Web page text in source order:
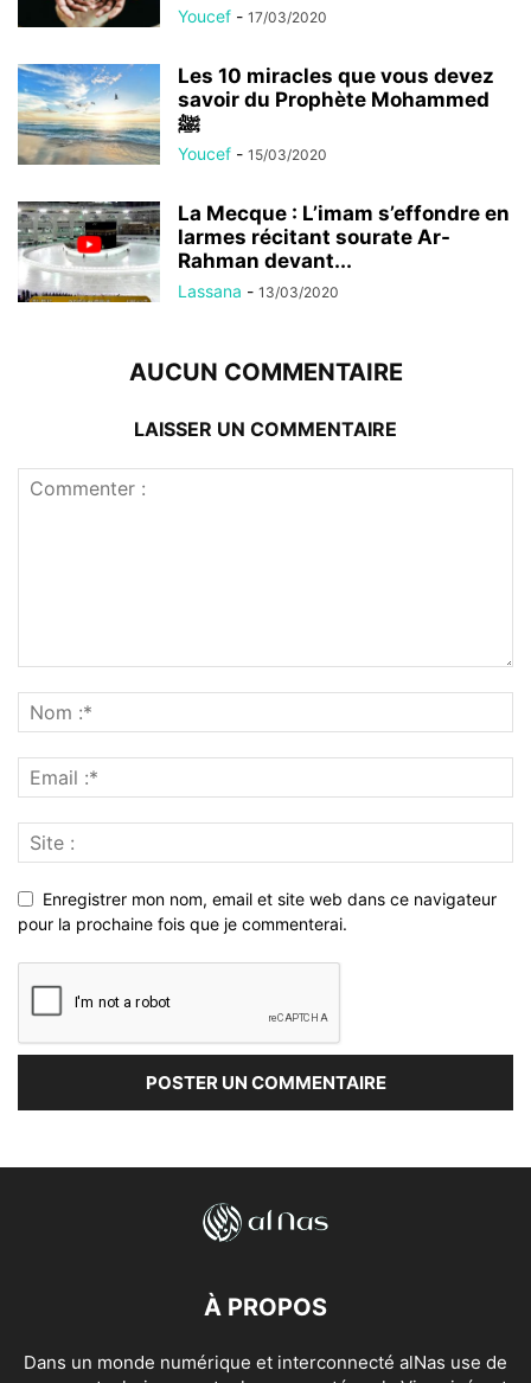
Youcef - 17/03/2020
Les 10 miracles que vous devez
savoir du Prophète Mohammed
ﷺ
Youcef - 15/03/2020
La Mecque : L’imam s’effondre en
larmes récitant sourate Ar-
Rahman devant...
Lassana - 13/03/2020
AUCUN COMMENTAIRE
LAISSER UN COMMENTAIRE
Enregistrer mon nom, email et site web dans ce navigateur
pour la prochaine fois que je commenterai.
À PROPOS
Dans un monde numérique et interconnecté alNas use de